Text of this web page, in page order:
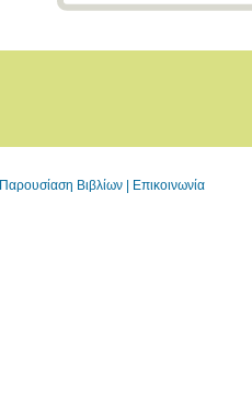
Παρουσίαση Βιβλίων Επικοινωνία